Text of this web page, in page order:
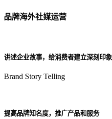
品牌海外社媒运营
讲述企业故事，给消费者建立深刻印象
Brand Story Telling
提高品牌知名度，推广产品和服务